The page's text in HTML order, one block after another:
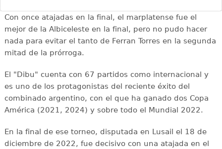
Con once atajadas en la final, el marplatense fue el
mejor de la Albiceleste en la final, pero no pudo hacer
nada para evitar el tanto de Ferran Torres en la segunda
mitad de la prórroga.
El "Dibu" cuenta con 67 partidos como internacional y
es uno de los protagonistas del reciente éxito del
combinado argentino, con el que ha ganado dos Copa
América (2021, 2024) y sobre todo el Mundial 2022.
En la final de ese torneo, disputada en Lusail el 18 de
diciembre de 2022, fue decisivo con una atajada en el